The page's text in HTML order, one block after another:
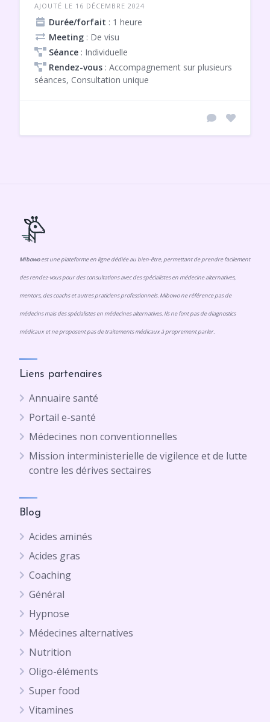
AJOUTÉ LE 16 DÉCEMBRE 2024
Durée/forfait : 1 heure
Meeting : De visu
Séance : Individuelle
Rendez-vous : Accompagnement sur plusieurs
séances, Consultation unique
Mibowoest une plateforme en ligne dédiée au bien-être, permettant de prendre facilement
des rendez-vous pour des consultations avec des spécialistes en médecine alternatives,
mentors, des coachs et autres praticiens professionnels. Mibowo ne référence pas de
médecins mais des spécialistes en médecines alternatives. Ils ne font pas de diagnostics
médicaux et ne proposent pas de traitements médicaux à proprement parler.
Liens partenaires
Annuaire santé
Portail e-santé
Médecines non conventionnelles
Mission interministerielle de vigilence et de lutte
contre les dérives sectaires
Blog
Acides aminés
Acides gras
Coaching
Général
Hypnose
Médecines alternatives
Nutrition
Oligo-éléments
Super food
Vitamines